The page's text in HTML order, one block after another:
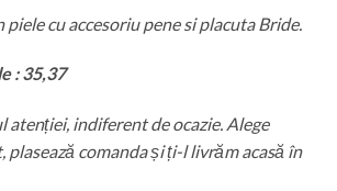
piele cu accesoriu pene si placuta Bride.
: 35,37
atenției, indiferent de ocazie. Alege
plasează comanda și ți-l livrăm acasă în